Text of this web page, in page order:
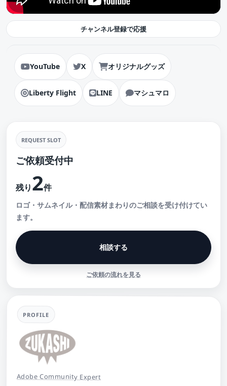
チャンネル登録で応援
YouTube X オリジナルグッズ
Liberty Flight LINE マシュマロ
REQUEST SLOT
ご依頼受付中
残り2件
ロゴ・サムネイル・配信素材まわりのご相談を受け付けてい
ます。
相談する
ご依頼の流れを見る
PROFILE
Adobe Community Expert